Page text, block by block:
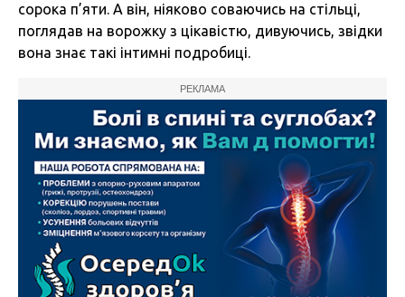
сорока п’яти. А він, ніяково соваючись на стільці,
поглядав на ворожку з цікавістю, дивуючись, звідки
вона знає такі інтимні подробиці.
РЕКЛАМА